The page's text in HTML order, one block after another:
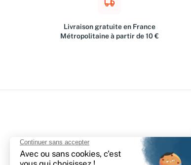
Livraison gratuite en France
Métropolitaine à partir de 10 €